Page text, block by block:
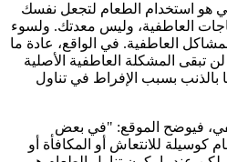
هو استخدام الطعام لتجعل نفسك
العاطفية، وليس معدتك. ولسوء
العاطفية. في الواقع، عادة ما
تبقى المشكلة العاطفية الأصلية
بسبب الإفراط في تناول
فيوضح الموقع: "في بعض
كوسيلة للانتعاش أو المكافأة أو